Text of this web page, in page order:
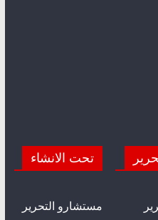
تحت الانشاء
مستشارو التحرير